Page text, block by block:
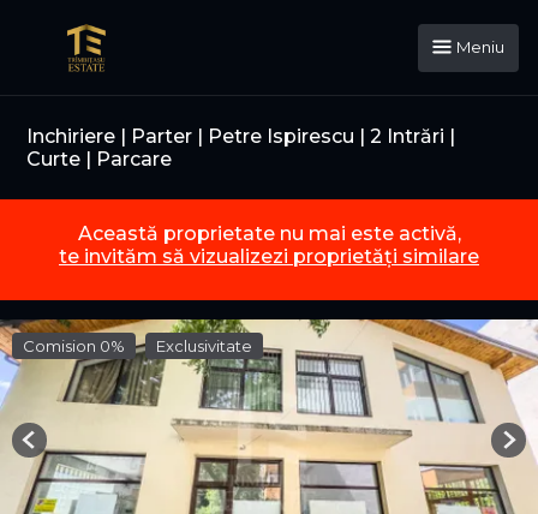
Meniu
Inchiriere | Parter | Petre Ispirescu | 2 Intrări |
Curte | Parcare
Această proprietate nu mai este activă,
te invităm să vizualizezi proprietăți similare
Comision 0% Exclusivitate
Previous